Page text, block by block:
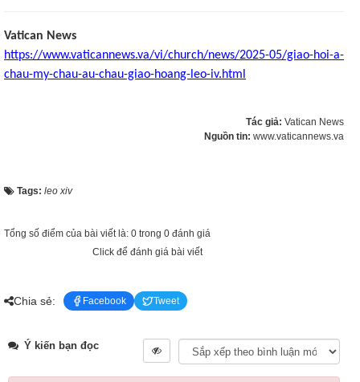
Vatican News
https://www.vaticannews.va/vi/church/news/2025-05/giao-hoi-a-
chau-my-chau-au-chau-giao-hoang-leo-iv.html
Tác giả: Vatican News
Nguồn tin: www.vaticannews.va
Tags: leo xiv
Tổng số điểm của bài viết là: 0 trong 0 đánh giá
Click để đánh giá bài viết
Chia sẻ: Facebook Tweet
Ý kiến bạn đọc